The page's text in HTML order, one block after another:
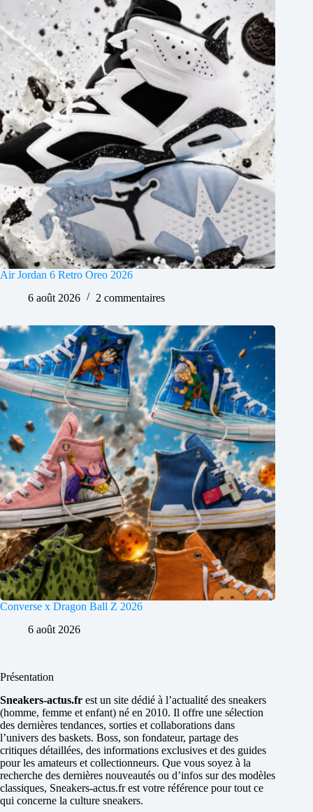
Air Jordan 6 Retro Oreo 2026
6 août 2026
2 commentaires
Converse x Dragon Ball Z 2026
6 août 2026
Présentation
Sneakers-actus.fr est un site dédié à l’actualité des sneakers
(homme, femme et enfant) né en 2010. Il offre une sélection
des dernières tendances, sorties et collaborations dans
l’univers des baskets. Boss, son fondateur, partage des
critiques détaillées, des informations exclusives et des guides
pour les amateurs et collectionneurs. Que vous soyez à la
recherche des dernières nouveautés ou d’infos sur des modèles
classiques, Sneakers-actus.fr est votre référence pour tout ce
qui concerne la culture sneakers.